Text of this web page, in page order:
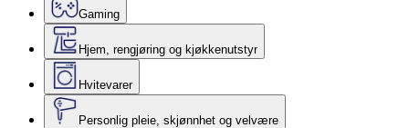
Gaming
Hjem, rengjøring og kjøkkenutstyr
Hvitevarer
Personlig pleie, skjønnhet og velvære